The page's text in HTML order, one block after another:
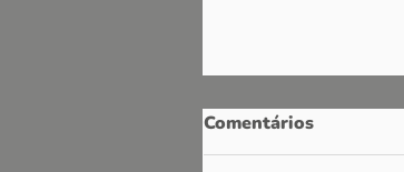
Comentários